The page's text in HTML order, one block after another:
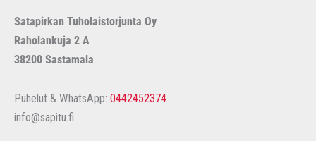
Satapirkan Tuholaistorjunta Oy
Raholankuja 2 A
38200 Sastamala
Puhelut & WhatsApp: 0442452374
info@sapitu.fi